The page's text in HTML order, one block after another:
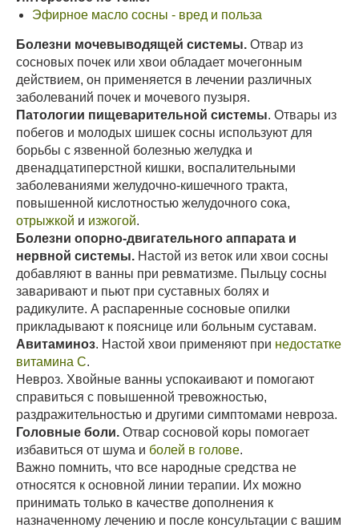
Эфирное масло сосны - вред и польза
Болезни мочевыводящей системы. Отвар из
сосновых почек или хвои обладает мочегонным
действием, он применяется в лечении различных
заболеваний почек и мочевого пузыря.
Патологии пищеварительной системы. Отвары из
побегов и молодых шишек сосны используют для
борьбы с язвенной болезнью желудка и
двенадцатиперстной кишки, воспалительными
заболеваниями желудочно-кишечного тракта,
повышенной кислотностью желудочного сока,
отрыжкой и изжогой.
Болезни опорно-двигательного аппарата и
нервной системы. Настой из веток или хвои сосны
добавляют в ванны при ревматизме. Пыльцу сосны
заваривают и пьют при суставных болях и
радикулите. А распаренные сосновые опилки
прикладывают к пояснице или больным суставам.
Авитаминоз. Настой хвои применяют при недостатке
витамина С.
Невроз. Хвойные ванны успокаивают и помогают
справиться с повышенной тревожностью,
раздражительностью и другими симптомами невроза.
Головные боли. Отвар сосновой коры помогает
избавиться от шума и болей в голове.
Важно помнить, что все народные средства не
относятся к основной линии терапии. Их можно
принимать только в качестве дополнения к
назначенному лечению и после консультации с вашим